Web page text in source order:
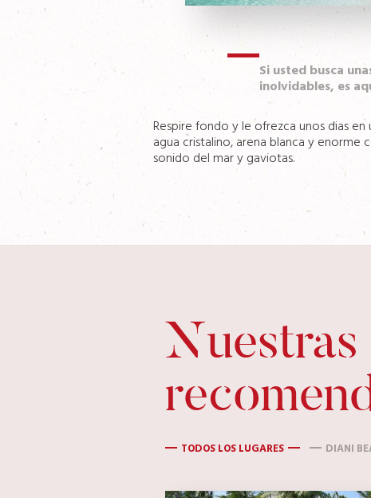
Si usted busca
inolvidables, es
Respire fondo y le ofrezca unos dias
agua cristalino, arena blanca y enorme
sonido del mar y gaviotas.
Nuestras
TODOS LOS LUGARES DIANI